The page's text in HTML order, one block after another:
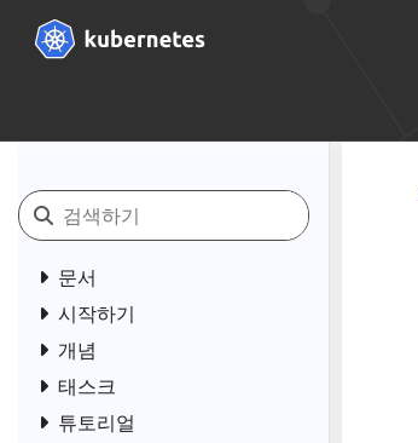
문서
시작하기
개념
태스크
튜토리얼